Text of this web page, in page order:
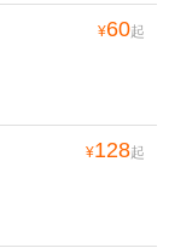
¥60起
¥128起